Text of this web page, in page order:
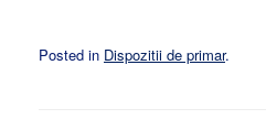
Posted in Dispozitii de primar.